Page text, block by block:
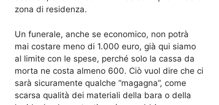
zona di residenza.
Un funerale, anche se economico, non potrà
mai costare meno di 1.000 euro, già qui siamo
al limite con le spese, perché solo la cassa da
morta ne costa almeno 600. Ciò vuol dire che ci
sarà sicuramente qualche “magagna”, come
scarsa qualità dei materiali della bara o della